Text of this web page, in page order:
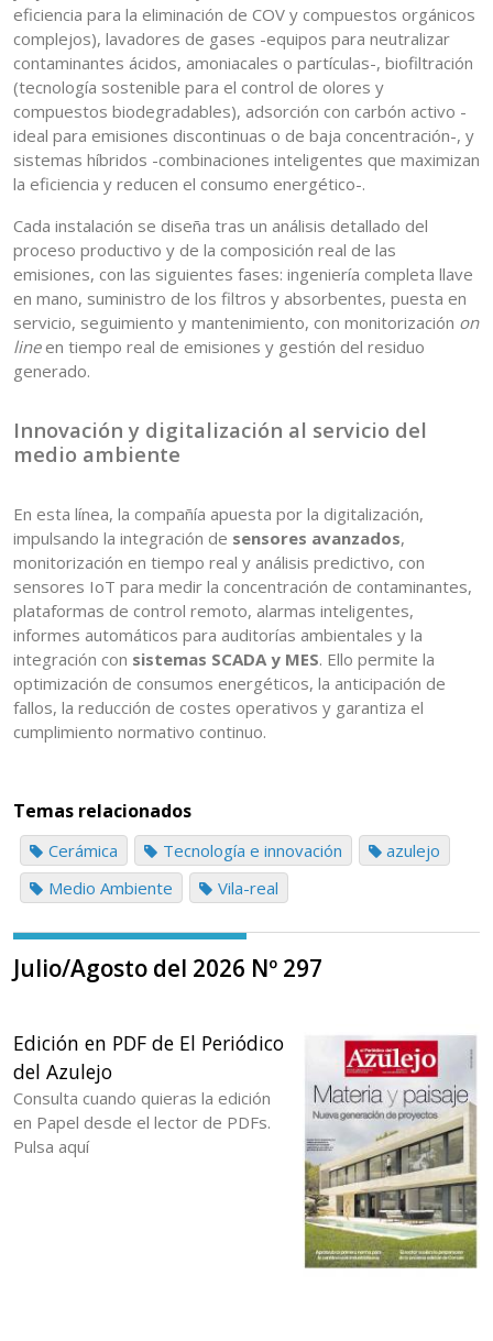
eficiencia para la eliminación de COV y compuestos orgánicos
complejos), lavadores de gases -equipos para neutralizar
contaminantes ácidos, amoniacales o partículas-, biofiltración
(tecnología sostenible para el control de olores y
compuestos biodegradables), adsorción con carbón activo -
ideal para emisiones discontinuas o de baja concentración-, y
sistemas híbridos -combinaciones inteligentes que maximizan
la eficiencia y reducen el consumo energético-.
Cada instalación se diseña tras un análisis detallado del
proceso productivo y de la composición real de las
emisiones, con las siguientes fases: ingeniería completa llave
en mano, suministro de los filtros y absorbentes, puesta en
servicio, seguimiento y mantenimiento, con monitorización on
lineen tiempo real de emisiones y gestión del residuo
generado.
Innovación y digitalización al servicio del
medio ambiente
En esta línea, la compañía apuesta por la digitalización,
impulsando la integración de sensores avanzados,
monitorización en tiempo real y análisis predictivo, con
sensores IoT para medir la concentración de contaminantes,
plataformas de control remoto, alarmas inteligentes,
informes automáticos para auditorías ambientales y la
integración con sistemas SCADA y MES. Ello permite la
optimización de consumos energéticos, la anticipación de
fallos, la reducción de costes operativos y garantiza el
cumplimiento normativo continuo.
Temas relacionados
Cerámica Tecnología e innovación
azulejo
Medio Ambiente
Vila-real
Julio/Agosto del 2026 Nº 297
Edición en PDF de El Periódico
del Azulejo
Consulta cuando quieras la edición
en Papel desde el lector de PDFs.
Pulsa aquí